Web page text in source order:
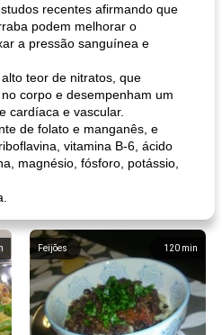
recentes afirmando que
podem melhorar o
a pressão sanguínea e
teor de nitratos, que
corpo e desempenham um
cardíaca e vascular.
de folato e manganês, e
vitamina B-6, ácido
magnésio, fósforo, potássio,
120 min
Feijões